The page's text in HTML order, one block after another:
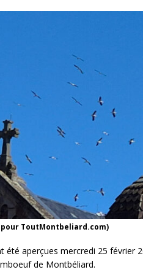
ToutMontbeliard.com)
été aperçues mercredi 25 février
de Montbéliard.